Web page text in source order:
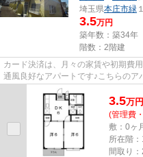
埼玉県本庄市緑
3.5万円
築年数：築34年
階数：2階建
カード決済は、月々の家賃や初期費
通風良好なアパートです♪こちらの
す♪「エルディム・福島B」の...
3.5万円
(管理費
敷：0ヶ
所在階
間取り